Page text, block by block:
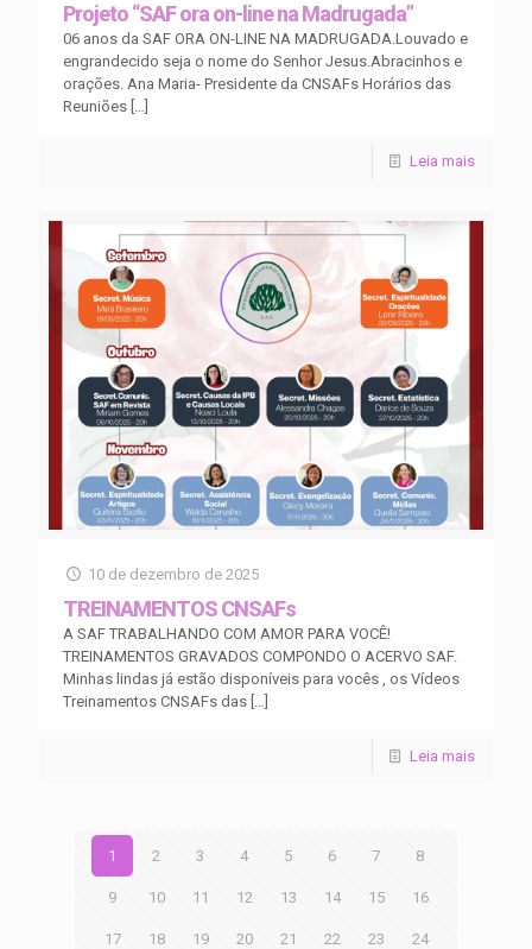
Projeto “SAF ora on-line na Madrugada”
06 anos da SAF ORA ON-LINE NA MADRUGADA.Louvado e
engrandecido seja o nome do Senhor Jesus.Abracinhos e
orações. Ana Maria- Presidente da CNSAFs Horários das
Reuniões […]
Leia mais
10 de dezembro de 2025
TREINAMENTOS CNSAFs
A SAF TRABALHANDO COM AMOR PARA VOCÊ!
TREINAMENTOS GRAVADOS COMPONDO O ACERVO SAF.
Minhas lindas já estão disponíveis para vocês , os Vídeos
Treinamentos CNSAFs das […]
Leia mais
1 2 3 4 5 6 7 8
9 10 11 12 13 14 15 16
17 18 19 20 21 22 23 24